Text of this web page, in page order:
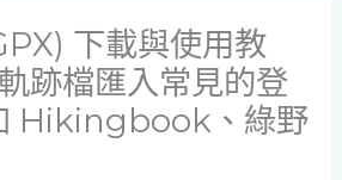
下載與使用教
跡檔匯入常見的登
Hikingbook、綠野